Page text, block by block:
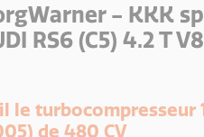
- KKK
RS6 (C5) 4.2 T
le turbocompresseur
de 480 CV